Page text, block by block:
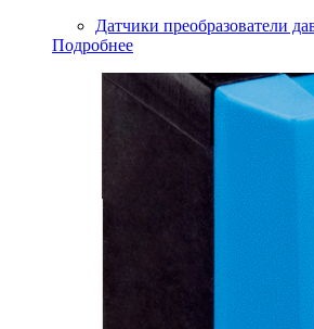
Датчики преобразователи
Подробнее